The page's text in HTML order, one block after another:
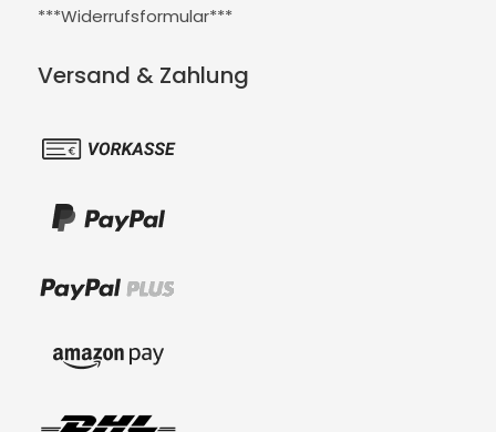
***Widerrufsformular***
Versand & Zahlung